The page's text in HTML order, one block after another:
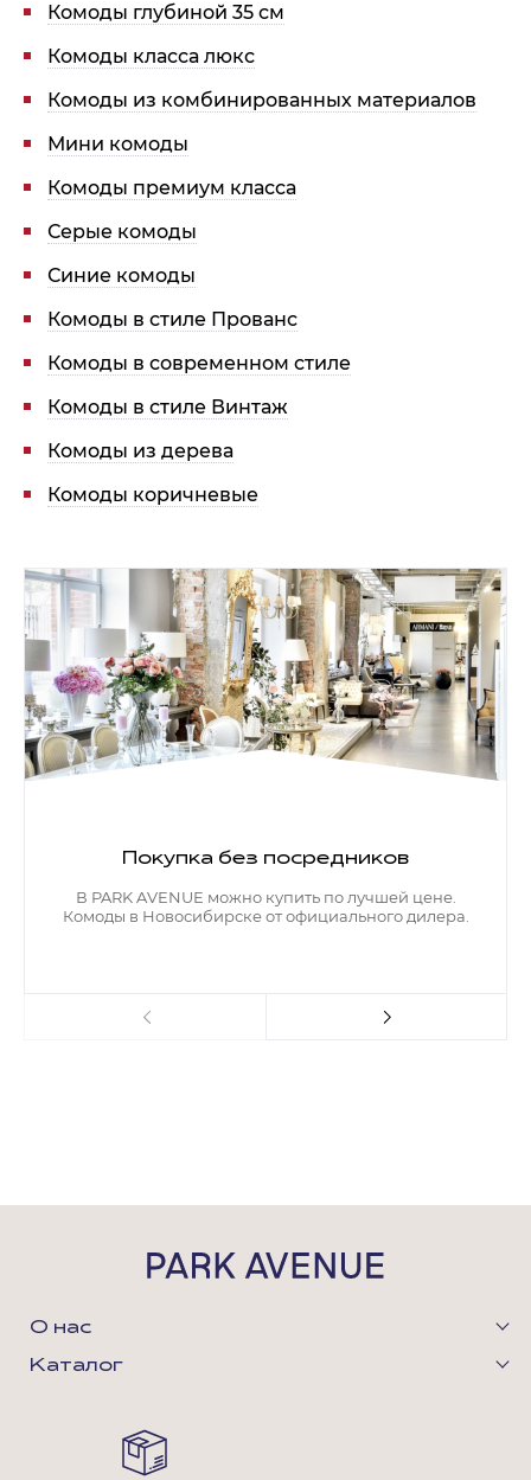
Комоды глубиной 35 см
Комоды класса люкс
Комоды из комбинированных материалов
Мини комоды
Комоды премиум класса
Серые комоды
Синие комоды
Комоды в стиле Прованс
Комоды в современном стиле
Комоды в стиле Винтаж
Комоды из дерева
Комоды коричневые
Покупка без посредников
В PARK AVENUE можно купить по лучшей цене.
Комоды в Новосибирске от официального дилера.
О нас
Каталог